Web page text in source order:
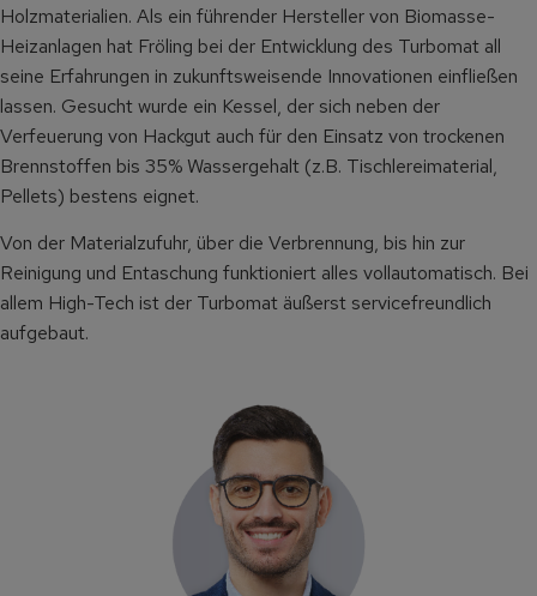
Holzmaterialien. Als ein führender Hersteller von Biomasse-
Heizanlagen hat Fröling bei der Entwicklung des Turbomat all
seine Erfahrungen in zukunftsweisende Innovationen einfließen
lassen. Gesucht wurde ein Kessel, der sich neben der
Verfeuerung von Hackgut auch für den Einsatz von trockenen
Brennstoffen bis 35% Wassergehalt (z.B. Tischlereimaterial,
Pellets) bestens eignet.
Von der Materialzufuhr, über die Verbrennung, bis hin zur
Reinigung und Entaschung funktioniert alles vollautomatisch. Bei
allem High-Tech ist der Turbomat äußerst servicefreundlich
aufgebaut.